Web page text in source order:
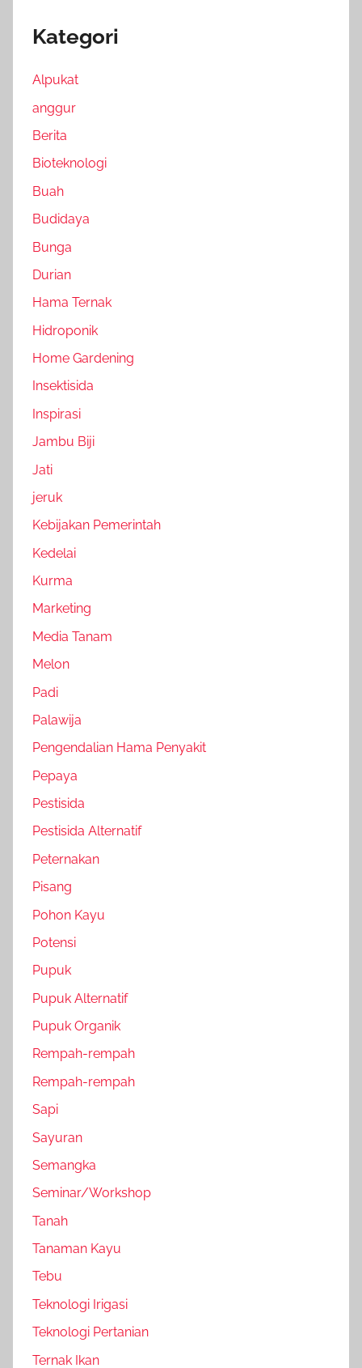
Kategori
Alpukat
anggur
Berita
Bioteknologi
Buah
Budidaya
Bunga
Durian
Hama Ternak
Hidroponik
Home Gardening
Insektisida
Inspirasi
Jambu Biji
Jati
jeruk
Kebijakan Pemerintah
Kedelai
Kurma
Marketing
Media Tanam
Melon
Padi
Palawija
Pengendalian Hama Penyakit
Pepaya
Pestisida
Pestisida Alternatif
Peternakan
Pisang
Pohon Kayu
Potensi
Pupuk
Pupuk Alternatif
Pupuk Organik
Rempah-rempah
Rempah-rempah
Sapi
Sayuran
Semangka
Seminar/Workshop
Tanah
Tanaman Kayu
Tebu
Teknologi Irigasi
Teknologi Pertanian
Ternak Ikan